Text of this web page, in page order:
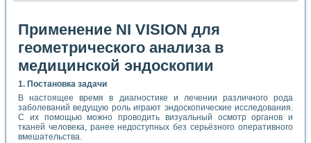
Применение NI VISION для
геометрического анализа в
медицинской эндоскопии
1. Постановка задачи
В настоящее время в диагностике и лечении различного рода
заболеваний ведущую роль играют эндоскопические исследования.
С их помощью можно проводить визуальный осмотр органов и
тканей человека, ранее недоступных без серьёзного оперативного
вмешательства.